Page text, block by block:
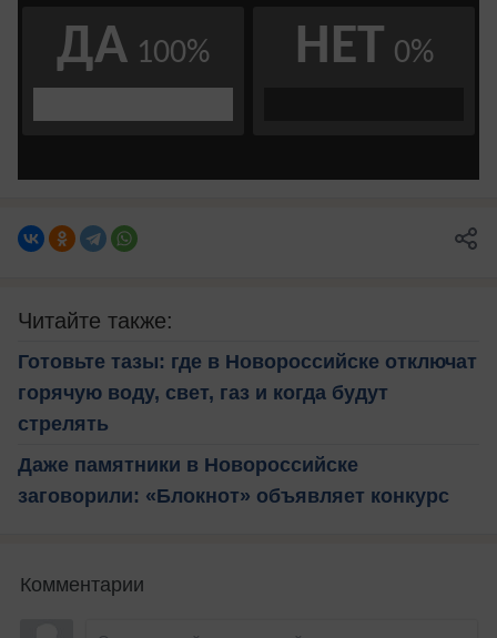
Читайте также:
Готовьте тазы: где в Новороссийске отключат
горячую воду, свет, газ и когда будут
стрелять
Даже памятники в Новороссийске
заговорили: «Блокнот» объявляет конкурс
Комментарии